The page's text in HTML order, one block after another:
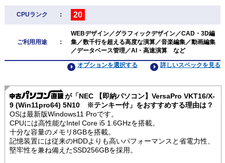
CPUランク ： 20
ご利用用途 ：
WEBデザイン／グラフィックデザイン／CAD・3D編
集／数千行を超える高度な演算／音楽編集／動画編集
／データベース管理／AI・高速演算 など
詳しいスペックを見る
オプションを選択する
が「NEC 【即納パソコン】VersaPro VKT16/X-
9 (Win11pro64) 5N10 ※テンキー付」をおすすめする理由は？
OSは最新版Windows11 Proです。
CPUには高性能なIntel Core i5 1.6GHzを搭載。
十分な容量のメモリ8GBを搭載。
記憶装置には従来のHDDよりも高いパフォーマンスと省電力性、
堅牢性を兼ね備えたSSD256GBを採用。